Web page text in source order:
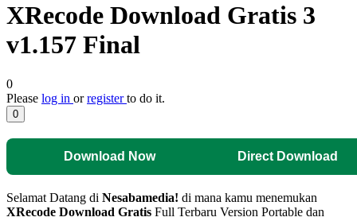
XRecode Download Gratis 3
v1.157 Final
0
Please log in orregisterto do it.
0
Download Now Direct Download
Selamat Datang di Nesabamedia! di mana kamu menemukan
XRecode Download Gratis Full Terbaru Version Portable dan